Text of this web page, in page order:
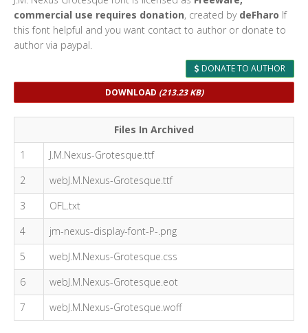
commercial use requires donation, created by deFharo If
this font helpful and you want contact to author or donate to
author via paypal.
DONATE TO AUTHOR
DOWNLOAD (213.23 KB)
Files In Archived
1
J.M.Nexus-Grotesque.ttf
2
webJ.M.Nexus-Grotesque.ttf
3
OFL.txt
4
jm-nexus-display-font-P-.png
5
webJ.M.Nexus-Grotesque.css
6
webJ.M.Nexus-Grotesque.eot
7
webJ.M.Nexus-Grotesque.woff